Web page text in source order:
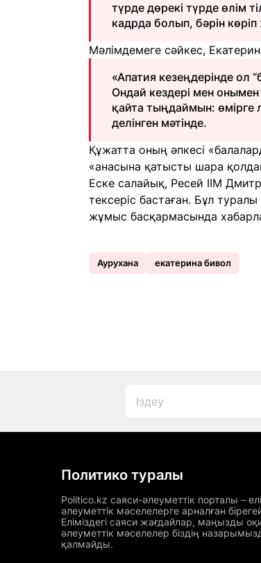
түрде дөрекі түрде өлім
кадрда болып, бәрін көріп
Мәлімдемеге сәйкес,
«Апатия кезеңдерінде ол
Ондай кездері мен
қайта тыңдаймын: өмірге
делінген мәтінде.
Құжатта оның әпкесі
«анасына қатысты шара
Еске салайық, Ресей ІІМ
тексеріс бастаған. Бұл
жұмыс басқармасында
Аурухана екатерина бивол
Политико туралы
Politico.kz саяси-әлеуметтік порталы –
әлеуметтік мәселелерге арналған
Еліміздегі саяси жағдайлар, маңызды
әлеуметтік мәселелер біздің
қалмайды.